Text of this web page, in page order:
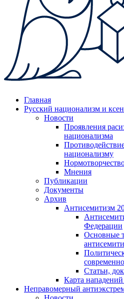
Главная
Русский национализм и
Новости
Проявления
национализма
национализму
Мнения
Публикации
Документы
Архив
Антисемитизм
Федерации
Основные
Статьи,
Карта
Неправомерный